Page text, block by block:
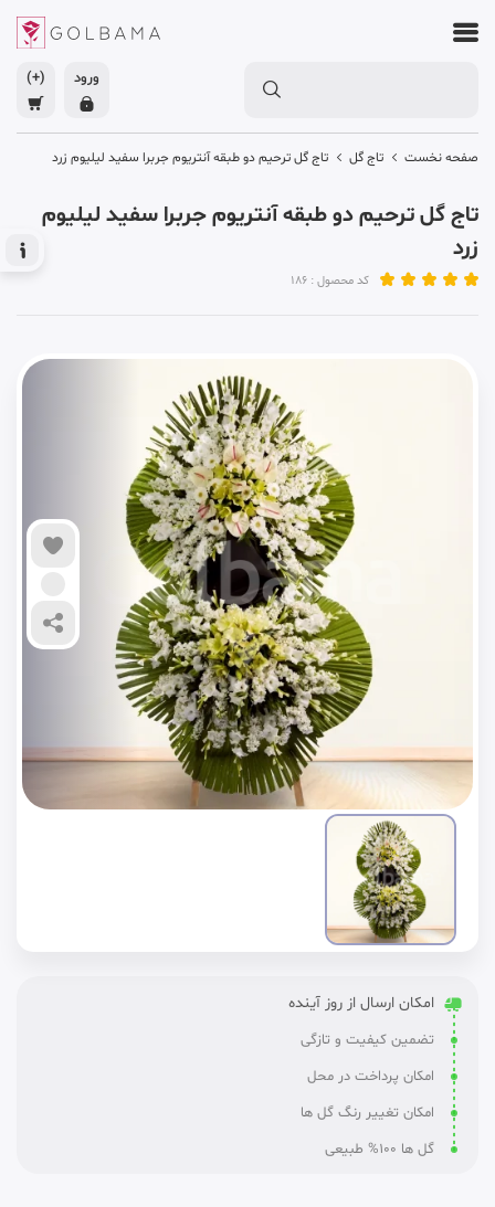
ورود (+)
صفحه نخست تاج گل تاج گل ترحیم دو طبقه آنتریوم جربرا سفید لیلیوم زرد
تاج گل ترحیم دو طبقه آنتریوم جربرا سفید لیلیوم
زرد
کد محصول : 186
امکان ارسال از روز آینده
تضمین کیفیت و تازگی
امکان پرداخت در محل
امکان تغییر رنگ گل ها
گل ها 100% طبیعی